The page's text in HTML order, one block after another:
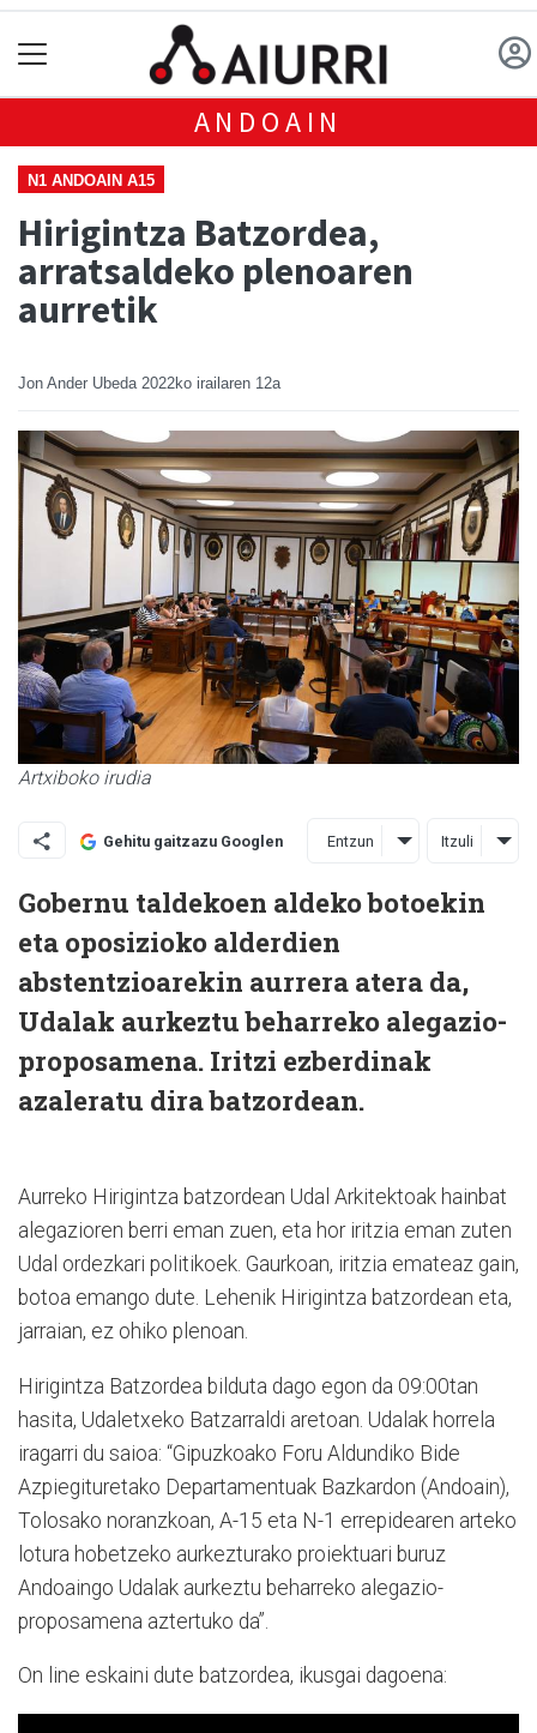
ANDOAIN
N1 ANDOAIN A15
Hirigintza Batzordea,
arratsaldeko plenoaren
aurretik
Jon Ander Ubeda 2022ko irailaren 12a
Artxiboko irudia
Gehitu gaitzazu Googlen Entzun Itzuli
Gobernu taldekoen aldeko botoekin
eta oposizioko alderdien
abstentzioarekin aurrera atera da,
Udalak aurkeztu beharreko alegazio-
proposamena. Iritzi ezberdinak
azaleratu dira batzordean.
Aurreko Hirigintza batzordean Udal Arkitektoak hainbat
alegazioren berri eman zuen, eta hor iritzia eman zuten
Udal ordezkari politikoek. Gaurkoan, iritzia emateaz gain,
botoa emango dute. Lehenik Hirigintza batzordean eta,
jarraian, ez ohiko plenoan.
Hirigintza Batzordea bilduta dago egon da 09:00tan
hasita, Udaletxeko Batzarraldi aretoan. Udalak horrela
iragarri du saioa: “Gipuzkoako Foru Aldundiko Bide
Azpiegituretako Departamentuak Bazkardon (Andoain),
Tolosako noranzkoan, A-15 eta N-1 errepidearen arteko
lotura hobetzeko aurkezturako proiektuari buruz
Andoaingo Udalak aurkeztu beharreko alegazio-
proposamena aztertuko da”.
On line eskaini dute batzordea, ikusgai dagoena: